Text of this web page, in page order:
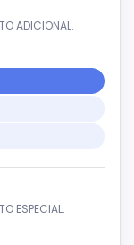
ADICIONAL.
ESPECIAL.